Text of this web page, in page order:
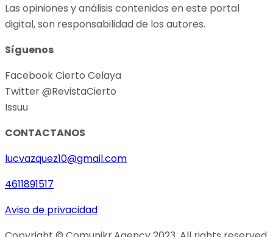
Las opiniones y análisis contenidos en este portal
digital, son responsabilidad de los autores.
Síguenos
Facebook Cierto Celaya
Twitter @RevistaCierto
Issuu
CONTACTANOS
lucvazquez10@gmail.com
4611891517
Aviso de privacidad